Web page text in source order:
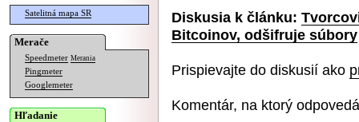
Satelitná mapa SR
Merače
Speedmeter Merania
Pingmeter
Googlemeter
Hľadanie
Diskusia k článku:
Bitcoinov, odšifruje súbory
Prispievajte do diskusií ako
Komentár, na ktorý